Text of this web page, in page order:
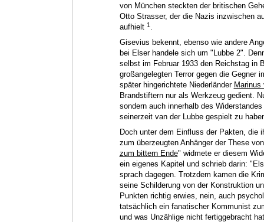
von München steckten der britischen
Otto Strasser, der die Nazis inzwischen
aufhielt 1.
Gisevius bekennt, ebenso wie andere
bei Elser handele sich um "Lubbe 2".
selbst im Februar 1933 den Reichstag in
großangelegten Terror gegen die Gegner
später hingerichtete Niederländer Marinus
Brandstiftern nur als Werkzeug gedient.
sondern auch innerhalb des
seinerzeit van der Lubbe gespielt zu
Doch unter dem Einfluss der Pakten, die
zum überzeugten Anhänger der These
zum bittern Ende" widmete er diesem
ein eigenes Kapitel und schrieb darin:
sprach dagegen. Trotzdem kamen die
seine Schilderung von der Konstruktion
Punkten richtig erwies, nein, auch
tatsächlich ein fanatischer Kommunist
und was Unzählige nicht fertiggebracht